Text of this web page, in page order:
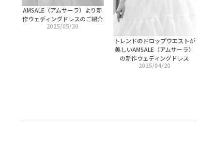
AMSALE（アムサーラ）より新
作ウェディングドレスのご紹介
2025/05/30
トレンドのドロップウエストが
美しいAMSALE（アムサーラ）
の新作ウェディングドレス
2025/04/20